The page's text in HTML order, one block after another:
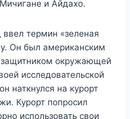
и Айдахо.
термин «зеленая
Он был американским
защитником окружающей
исследовательской
наткнулся на курорт
Курорт попросил
использовать свои